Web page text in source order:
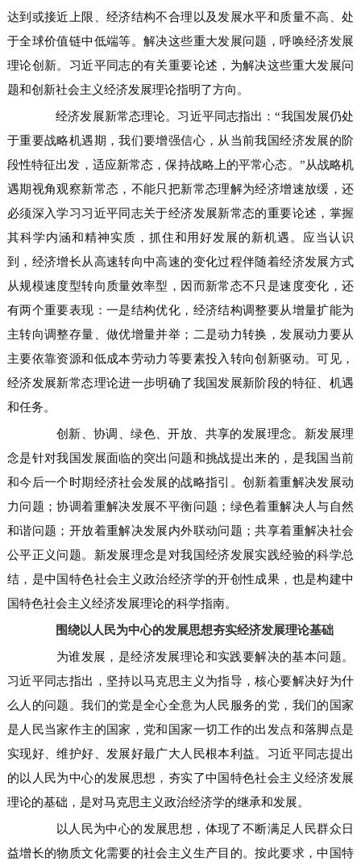
达到或接近上限、经济结构不合理以及发展水平和质量不高、处
于全球价值链中低端等。解决这些重大发展问题，呼唤经济发展
理论创新。习近平同志的有关重要论述，为解决这些重大发展问
题和创新社会主义经济发展理论指明了方向。
经济发展新常态理论。习近平同志指出：“我国发展仍处
于重要战略机遇期，我们要增强信心，从当前我国经济发展的阶
段性特征出发，适应新常态，保持战略上的平常心态。”从战略机
遇期视角观察新常态，不能只把新常态理解为经济增速放缓，还
必须深入学习习近平同志关于经济发展新常态的重要论述，掌握
其科学内涵和精神实质，抓住和用好发展的新机遇。应当认识
到，经济增长从高速转向中高速的变化过程伴随着经济发展方式
从规模速度型转向质量效率型，因而新常态不只是速度变化，还
有两个重要表现：一是结构优化，经济结构调整要从增量扩能为
主转向调整存量、做优增量并举；二是动力转换，发展动力要从
主要依靠资源和低成本劳动力等要素投入转向创新驱动。可见，
经济发展新常态理论进一步明确了我国发展新阶段的特征、机遇
和任务。
创新、协调、绿色、开放、共享的发展理念。新发展理
念是针对我国发展面临的突出问题和挑战提出来的，是我国当前
和今后一个时期经济社会发展的战略指引。创新着重解决发展动
力问题；协调着重解决发展不平衡问题；绿色着重解决人与自然
和谐问题；开放着重解决发展内外联动问题；共享着重解决社会
公平正义问题。新发展理念是对我国经济发展实践经验的科学总
结，是中国特色社会主义政治经济学的开创性成果，也是构建中
国特色社会主义经济发展理论的科学指南。
围绕以人民为中心的发展思想夯实经济发展理论基础
为谁发展，是经济发展理论和实践要解决的基本问题。
习近平同志指出，坚持以马克思主义为指导，核心要解决好为什
么人的问题。我们的党是全心全意为人民服务的党，我们的国家
是人民当家作主的国家，党和国家一切工作的出发点和落脚点是
实现好、维护好、发展好最广大人民根本利益。习近平同志提出
的以人民为中心的发展思想，夯实了中国特色社会主义经济发展
理论的基础，是对马克思主义政治经济学的继承和发展。
以人民为中心的发展思想，体现了不断满足人民群众日
益增长的物质文化需要的社会主义生产目的。按此要求，中国特